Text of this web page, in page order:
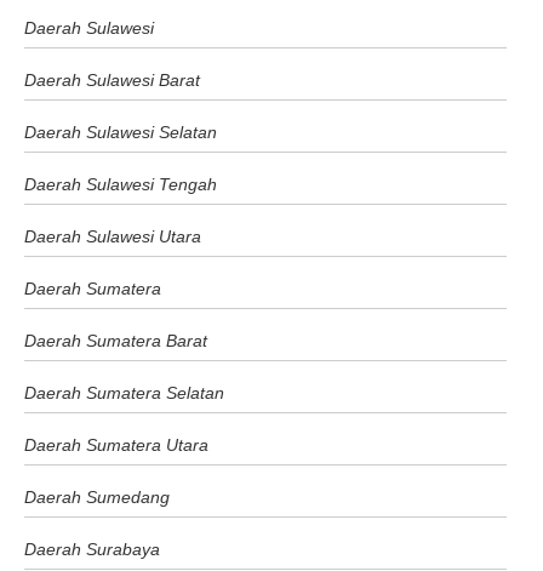
Daerah Sulawesi
Daerah Sulawesi Barat
Daerah Sulawesi Selatan
Daerah Sulawesi Tengah
Daerah Sulawesi Utara
Daerah Sumatera
Daerah Sumatera Barat
Daerah Sumatera Selatan
Daerah Sumatera Utara
Daerah Sumedang
Daerah Surabaya